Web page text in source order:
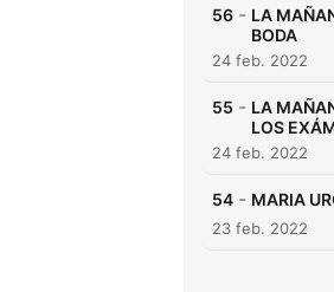
56 - LA
BODA
24 feb. 2022
55 - LA
LOS
24 feb. 2022
54 - MARIA
23 feb. 2022